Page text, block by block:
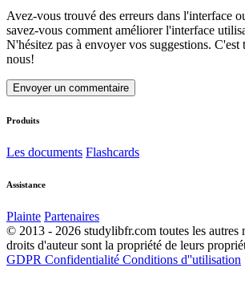
Avez-vous trouvé des erreurs dans l'interface
savez-vous comment améliorer l'interface
N'hésitez pas à envoyer vos suggestions.
nous!
Envoyer un commentaire
Produits
Les documents Flashcards
Assistance
Plainte Partenaires
© 2013 - 2026 studylibfr.com toutes les autres
droits d'auteur sont la propriété de leurs
GDPR Confidentialité Conditions d''utilisation